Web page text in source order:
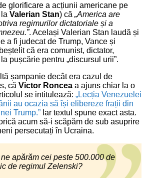
glorificare a acțiunii americane pe
Valerian Stan) că „America are
regimurilor dictatoriale și a
. Același Valerian Stan laudă și
a fi judecat de Trump, Vance și
că era comunist, dictator,
pușcărie pentru „discursul urii”.
șampanie decât era cazul de
că Victor Roncea a ajuns chiar la o
se intitulează: „Lecția Venezuelei
au ocazia să își elibereze frații din
Trump.” Iar textul spune exact asta.
acum să-i scăpăm de sub asuprire
persecutați în Ucraina.
apărăm cei peste 500.000 de
de regimul Zelenski?